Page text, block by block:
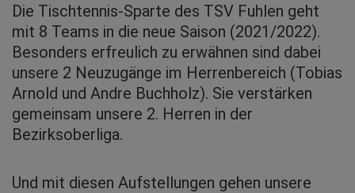
Die Tischtennis-Sparte des TSV Fuhlen geht
mit 8 Teams in die neue Saison (2021/2022).
Besonders erfreulich zu erwähnen sind dabei
unsere 2 Neuzugänge im Herrenbereich (Tobias
Arnold und Andre Buchholz). Sie verstärken
gemeinsam unsere 2. Herren in der
Bezirksoberliga.
Und mit diesen Aufstellungen gehen unsere